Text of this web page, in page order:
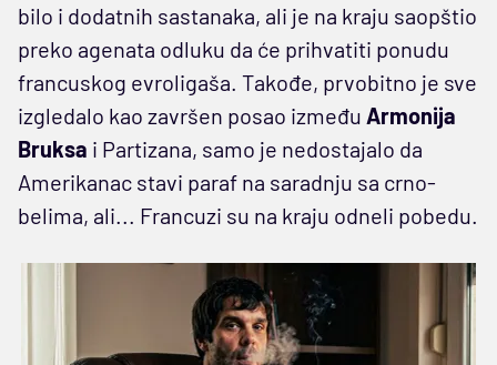
bilo i dodatnih sastanaka, ali je na kraju saopštio
preko agenata odluku da će prihvatiti ponudu
francuskog evroligaša. Takođe, prvobitno je sve
izgledalo kao završen posao između Armonija
Bruksa i Partizana, samo je nedostajalo da
Amerikanac stavi paraf na saradnju sa crno-
belima, ali... Francuzi su na kraju odneli pobedu.